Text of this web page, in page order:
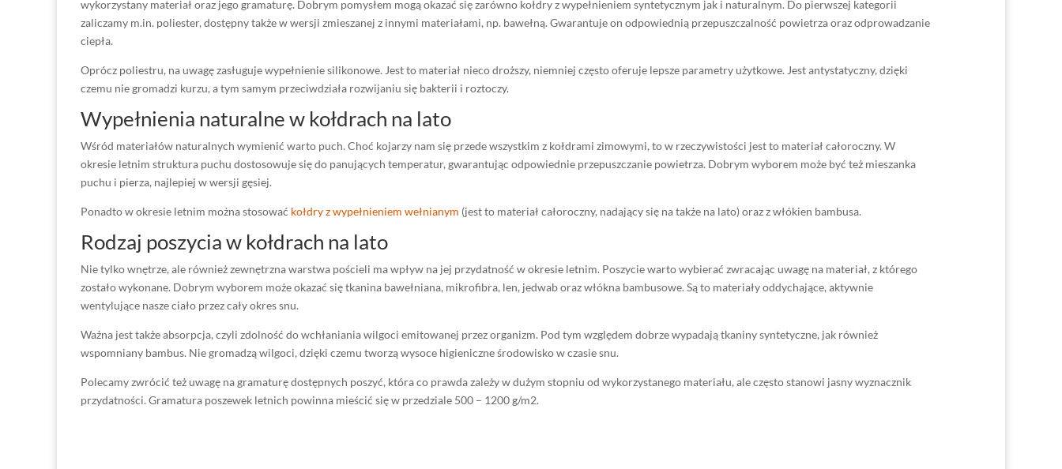
wykorzystany materiał oraz jego gramaturę. Dobrym pomysłem mogą okazać się zarówno kołdry z wypełnieniem syntetycznym jak i naturalnym. Do pierwszej kategorii
zaliczamy m.in. poliester, dostępny także w wersji zmieszanej z innymi materiałami, np. bawełną. Gwarantuje on odpowiednią przepuszczalność powietrza oraz odprowadzanie
ciepła.
Oprócz poliestru, na uwagę zasługuje wypełnienie silikonowe. Jest to materiał nieco droższy, niemniej często oferuje lepsze parametry użytkowe. Jest antystatyczny, dzięki
czemu nie gromadzi kurzu, a tym samym przeciwdziała rozwijaniu się bakterii i roztoczy.
Wypełnienia naturalne w kołdrach na lato
Wśród materiałów naturalnych wymienić warto puch. Choć kojarzy nam się przede wszystkim z kołdrami zimowymi, to w rzeczywistości jest to materiał całoroczny. W
okresie letnim struktura puchu dostosowuje się do panujących temperatur, gwarantując odpowiednie przepuszczanie powietrza. Dobrym wyborem może być też mieszanka
puchu i pierza, najlepiej w wersji gęsiej.
Ponadto w okresie letnim można stosować kołdry z wypełnieniem wełnianym (jest to materiał całoroczny, nadający się na także na lato) oraz z włókien bambusa.
Rodzaj poszycia w kołdrach na lato
Nie tylko wnętrze, ale również zewnętrzna warstwa pościeli ma wpływ na jej przydatność w okresie letnim. Poszycie warto wybierać zwracając uwagę na materiał, z którego
zostało wykonane. Dobrym wyborem może okazać się tkanina bawełniana, mikrofibra, len, jedwab oraz włókna bambusowe. Są to materiały oddychające, aktywnie
wentylujące nasze ciało przez cały okres snu.
Ważna jest także absorpcja, czyli zdolność do wchłaniania wilgoci emitowanej przez organizm. Pod tym względem dobrze wypadają tkaniny syntetyczne, jak również
wspomniany bambus. Nie gromadzą wilgoci, dzięki czemu tworzą wysoce higieniczne środowisko w czasie snu.
Polecamy zwrócić też uwagę na gramaturę dostępnych poszyć, która co prawda zależy w dużym stopniu od wykorzystanego materiału, ale często stanowi jasny wyznacznik
przydatności. Gramatura poszewek letnich powinna mieścić się w przedziale 500 – 1200 g/m2.